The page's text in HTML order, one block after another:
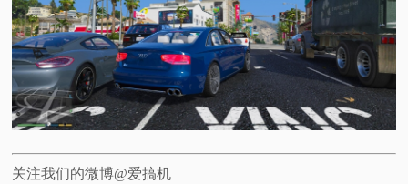
关注我们的微博@爱搞机